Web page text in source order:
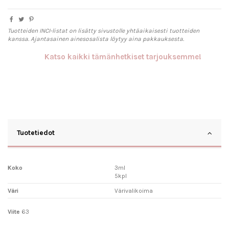
Tuotteiden INCI-listat on lisätty sivustolle yhtäaikaisesti tuotteiden
kanssa. Ajantasainen ainesosalista löytyy aina pakkauksesta.
Katso kaikki tämänhetkiset tarjouksemme!
Tuotetiedot
Koko
3ml
5kpl
Väri Värivalikoima
Viite 63